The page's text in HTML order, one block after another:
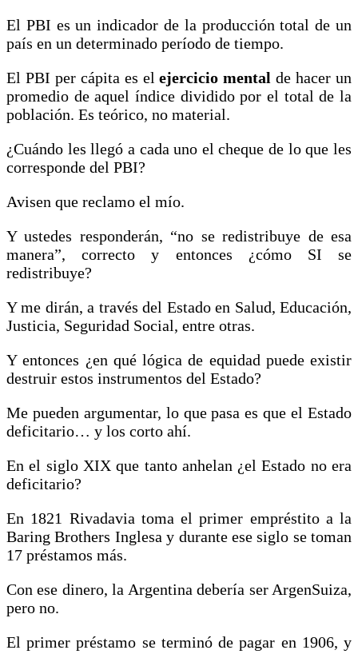
El PBI es un indicador de la producción total de un
país en un determinado período de tiempo.
El PBI per cápita es elejercicio mental de hacer un
promedio de aquel índice dividido por el total de la
población. Es teórico, no material.
¿Cuándo les llegó a cada uno el cheque de lo que les
corresponde del PBI?
Avisen que reclamo el mío.
Y ustedes responderán, “no se redistribuye de esa
manera”, correcto y entonces ¿cómo SI se
redistribuye?
Y me dirán, a través del Estado en Salud, Educación,
Justicia, Seguridad Social, entre otras.
Y entonces ¿en qué lógica de equidad puede existir
destruir estos instrumentos del Estado?
Me pueden argumentar, lo que pasa es que el Estado
deficitario… y los corto ahí.
En el siglo XIX que tanto anhelan ¿el Estado no era
deficitario?
En 1821 Rivadavia toma el primer empréstito a la
Baring Brothers Inglesa y durante ese siglo se toman
17 préstamos más.
Con ese dinero, la Argentina debería ser ArgenSuiza,
pero no.
El primer préstamo se terminó de pagar en 1906, y